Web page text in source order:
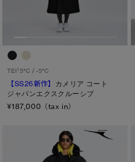
TEI1 5°C / -5°C
【SS26新作】 カメリア コート
ジャパンエクスクルーシブ
¥187,000（tax in）